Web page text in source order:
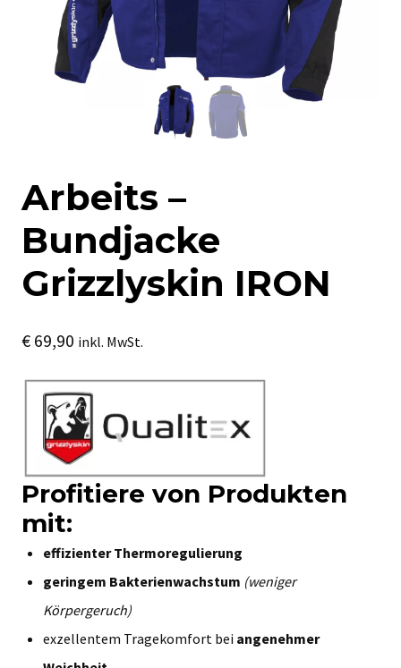
Arbeits –
Bundjacke
Grizzlyskin IRON
€ 69,90 inkl. MwSt.
Profitiere von Produkten
mit:
effizienter Thermoregulierung
geringem Bakterienwachstum (weniger
Körpergeruch)
exzellentem Tragekomfort bei angenehmer